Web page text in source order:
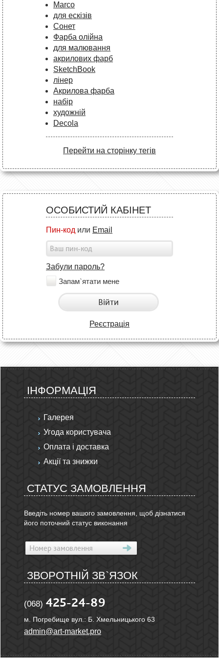
Marco
для ескізів
Сонет
Фарба олійна
для малювання
акрилових фарб
SketchBook
лінер
Акрилова фарба
набір
художній
Decola
Перейти на сторінку тегів
ОСОБИСТИЙ КАБІНЕТ
Пин-код или Email
Забули пароль?
Запам`ятати мене
Війти
Реєстрація
ІНФОРМАЦІЯ
Галерея
Угода користувача
Оплата і доставка
Акції та знижки
СТАТУС ЗАМОВЛЕННЯ
Введіть номер вашого замовлення, щоб дізнатися
його поточний статус виконання
ЗВОРОТНІЙ ЗВ`ЯЗОК
(068) 425-24-89
м. Погребище вул.: Б. Хмельницького 63
admin@art-market.pro